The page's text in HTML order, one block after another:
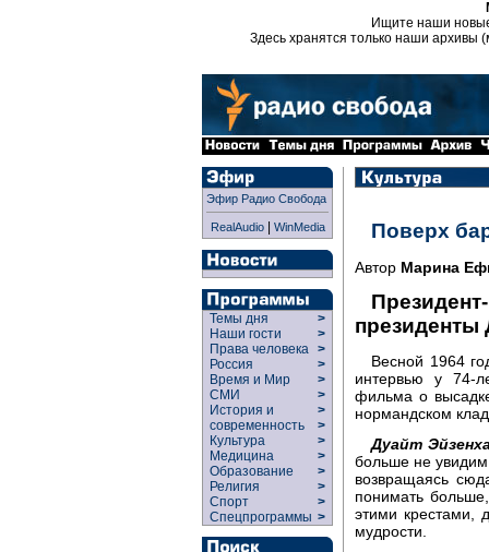
Ищите наши
Здесь хранятся только наши архивы
Эфир Радио Свобода
RealAudio| WinMedia
Темы дня
>
Наши гости
>
Права человека >
Россия
>
Время и Мир
>
СМИ
>
История и
современность
>
>
Культура
>
Медицина
>
Образование
>
Религия
>
Спорт
>
Спецпрограммы >
Поверх
Автор Марина
президенты
Весной 1964
интервью у 74-
фильма о
нормандском
Дуайт
больше не увидим
возвращаясь
понимать
этими крестами,
мудрости.